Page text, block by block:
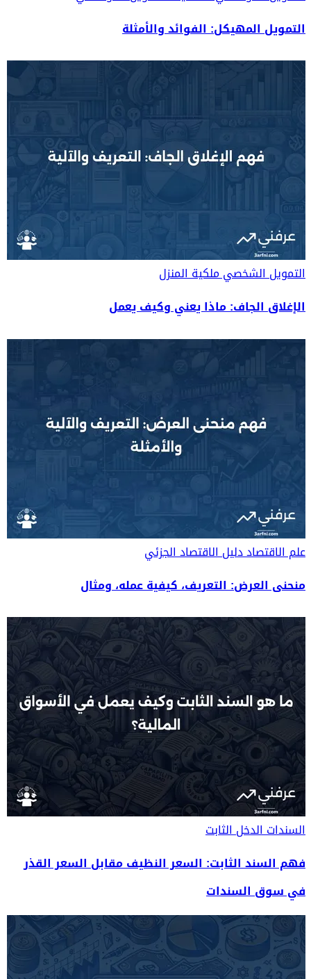
التمويل المهيكل: الفوائد والأمثلة
التمويل الشخصيملكية المنزل
الإغلاق الجاف: ماذا يعني وكيف يعمل
علم الاقتصاددليل الاقتصاد الجزئي
منحنى العرض: التعريف، كيفية عمله، ومثال
السنداتالدخل الثابت
فهم السند الثابت: السعر النظيف مقابل السعر القذر
في سوق السندات